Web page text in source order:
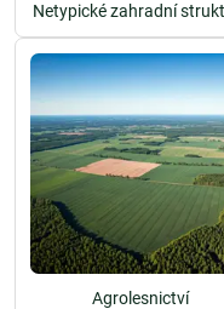
Netypické zahradní
Agrolesnictví